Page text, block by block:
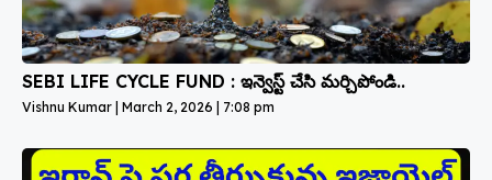
SEBI LIFE CYCLE FUND : ఇన్వెస్ట్ చేసి మర్చిపోండి..
Vishnu Kumar March 2, 2026 7:08 pm